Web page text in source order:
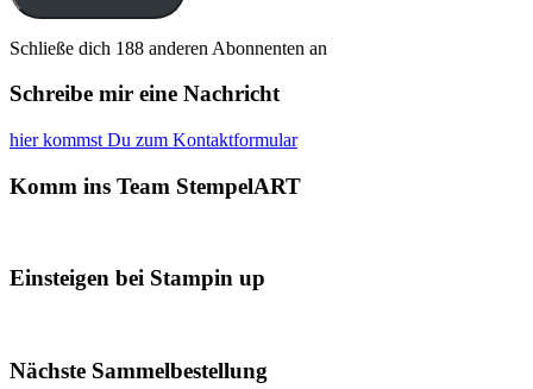
Schließe dich 188 anderen Abonnenten an
Schreibe mir eine Nachricht
hier kommst Du zum Kontaktformular
Komm ins Team StempelART
Einsteigen bei Stampin up
Nächste Sammelbestellung